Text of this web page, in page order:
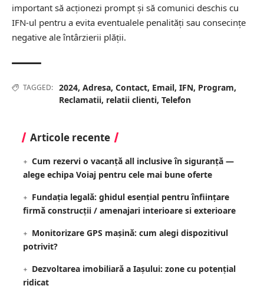
important să acționezi prompt și să comunici deschis cu
IFN-ul pentru a evita eventualele penalități sau consecințe
negative ale întârzierii plății.
TAGGED: 2024, Adresa, Contact, Email, IFN, Program,
Reclamatii, relatii clienti, Telefon
Articole recente
Cum rezervi o vacanță all inclusive în siguranță —
alege echipa Voiaj pentru cele mai bune oferte
Fundația legală: ghidul esențial pentru înființare
firmă construcții / amenajari interioare si exterioare
Monitorizare GPS mașină: cum alegi dispozitivul
potrivit?
Dezvoltarea imobiliară a Iașului: zone cu potențial
ridicat